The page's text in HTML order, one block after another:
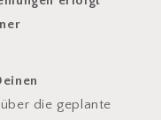
über die geplante